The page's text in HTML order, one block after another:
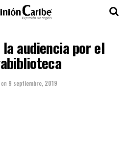
audiencia por el
on 9 septiembre, 2019